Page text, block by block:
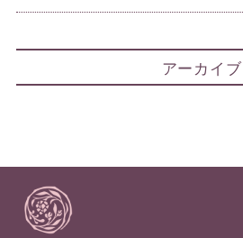
アーカイブ